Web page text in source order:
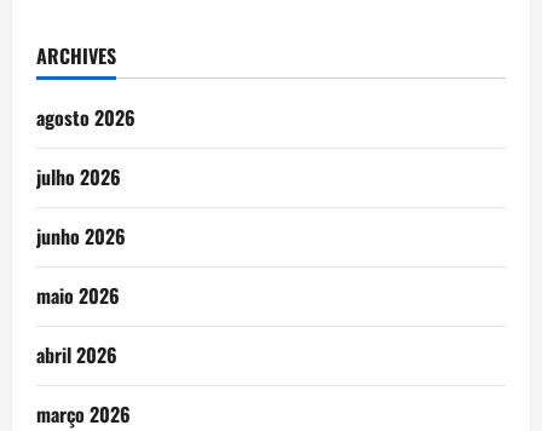
ARCHIVES
agosto 2026
julho 2026
junho 2026
maio 2026
abril 2026
março 2026